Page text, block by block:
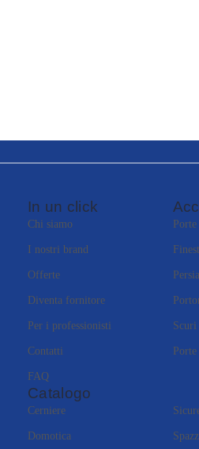
In un click
Chi siamo
I nostri brand
Offerte
Diventa fornitore
Per i professionisti
Contatti
FAQ
Scuri
Catalogo
Cerniere
Domotica